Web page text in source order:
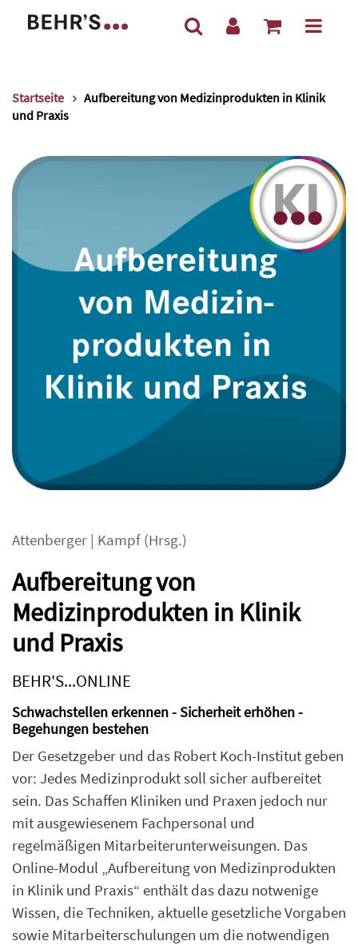
Startseite
Aufbereitung von Medizinprodukten in Klinik
und Praxis
Attenberger | Kampf (Hrsg.)
Aufbereitung von
Medizinprodukten in Klinik
und Praxis
BEHR'S...ONLINE
Schwachstellen erkennen - Sicherheit erhöhen -
Begehungen bestehen
Der Gesetzgeber und das Robert Koch-Institut geben
vor: Jedes Medizinprodukt soll sicher aufbereitet
sein. Das Schaffen Kliniken und Praxen jedoch nur
mit ausgewiesenem Fachpersonal und
regelmäßigen Mitarbeiterunterweisungen. Das
Online-Modul „Aufbereitung von Medizinprodukten
in Klinik und Praxis“ enthält das dazu notwenige
Wissen, die Techniken, aktuelle gesetzliche Vorgaben
sowie Mitarbeiterschulungen um die notwendigen